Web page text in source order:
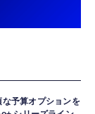
予算オプションを